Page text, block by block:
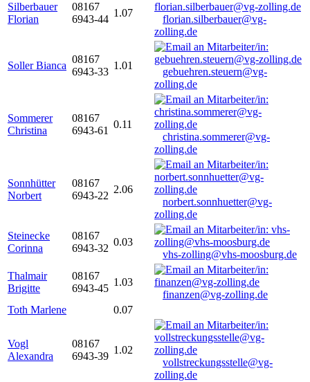
Silberbauer
Florian
08167
6943-44
1.07
florian.silberbauer@vg-
zolling.de
Soller Bianca
08167
6943-33
1.01
gebuehren.steuern@vg-
zolling.de
Sommerer
Christina
08167
6943-61
0.11
christina.sommerer@vg-
zolling.de
Sonnhütter
Norbert
08167
6943-22
2.06
norbert.sonnhuetter@vg-
zolling.de
Steinecke
Corinna
08167
6943-32
0.03
vhs-zolling@vhs-moosburg.de
Thalmair
Brigitte
08167
6943-45
1.03
finanzen@vg-zolling.de
Toth Marlene
0.07
Vogl
Alexandra
08167
6943-39
1.02
vollstreckungsstelle@vg-
zolling.de